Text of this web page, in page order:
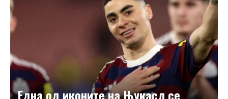
Една од иконите на Њукасл се